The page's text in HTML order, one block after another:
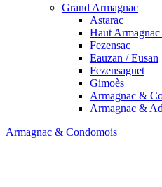
Grand Armagnac
Astarac
Haut Armagnac
Fezensac
Eauzan / Eusan
Fezensaguet
Gimoès
Armagnac &
Armagnac &
Armagnac & Condomois